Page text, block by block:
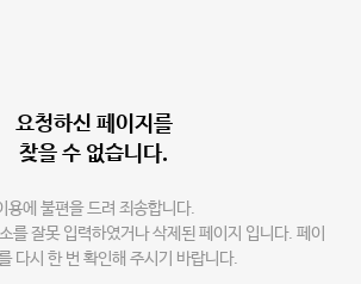
요청하신 페이지를
찾을 수 없습니다.
용에 불편을 드려 죄송합니다.
를 잘못 입력하였거나 삭제된 페이지 입니다. 페이
다시 한 번 확인해 주시기 바랍니다.